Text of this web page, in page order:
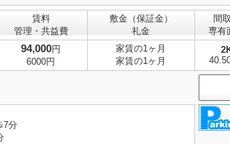
賃料
管理・共益費
敷金（保証金）
礼金
間
専有
94,000円
6000円
家賃の1ヶ月
家賃の1ヶ月
7分